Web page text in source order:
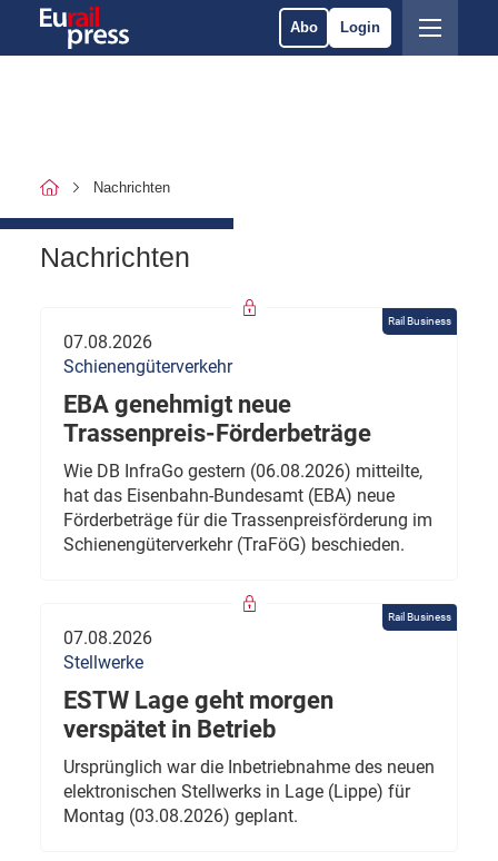
Abo Login
Nachrichten
Nachrichten
Rail Business
07.08.2026
Schienengüterverkehr
EBA genehmigt neue
Trassenpreis-Förderbeträge
Wie DB InfraGo gestern (06.08.2026) mitteilte,
hat das Eisenbahn-Bundesamt (EBA) neue
Förderbeträge für die Trassenpreisförderung im
Schienengüterverkehr (TraFöG) beschieden.
Rail Business
07.08.2026
Stellwerke
ESTW Lage geht morgen
verspätet in Betrieb
Ursprünglich war die Inbetriebnahme des neuen
elektronischen Stellwerks in Lage (Lippe) für
Montag (03.08.2026) geplant.